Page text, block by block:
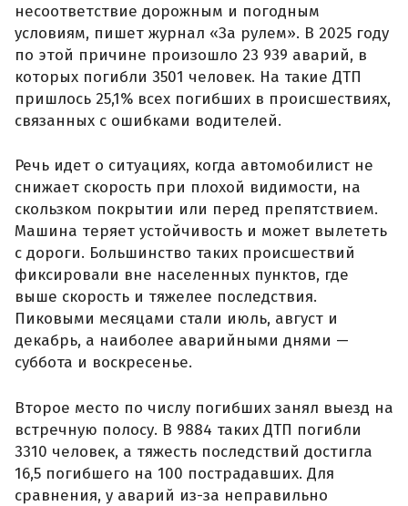
несоответствие дорожным и погодным
условиям, пишет журнал «За рулем». В 2025 году
по этой причине произошло 23 939 аварий, в
которых погибли 3501 человек. На такие ДТП
пришлось 25,1% всех погибших в происшествиях,
связанных с ошибками водителей.
Речь идет о ситуациях, когда автомобилист не
снижает скорость при плохой видимости, на
скользком покрытии или перед препятствием.
Машина теряет устойчивость и может вылететь
с дороги. Большинство таких происшествий
фиксировали вне населенных пунктов, где
выше скорость и тяжелее последствия.
Пиковыми месяцами стали июль, август и
декабрь, а наиболее аварийными днями —
суббота и воскресенье.
Второе место по числу погибших занял выезд на
встречную полосу. В 9884 таких ДТП погибли
3310 человек, а тяжесть последствий достигла
16,5 погибшего на 100 пострадавших. Для
сравнения, у аварий из-за неправильно